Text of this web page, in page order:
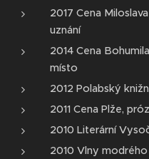
2017 Cena
uznání
2014 Cena
místo
2012 Polabský
2011 Cena Plže,
2010 Literární
2010 Vlny